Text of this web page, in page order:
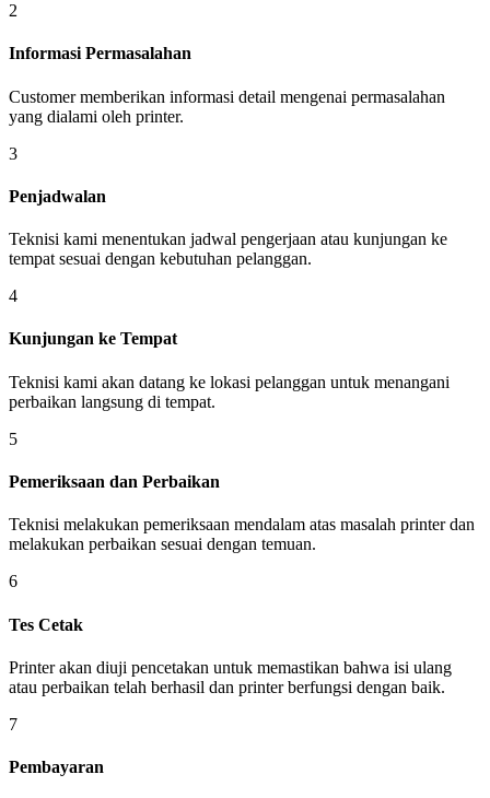
2
Informasi Permasalahan
Customer memberikan informasi detail mengenai permasalahan
yang dialami oleh printer.
3
Penjadwalan
Teknisi kami menentukan jadwal pengerjaan atau kunjungan ke
tempat sesuai dengan kebutuhan pelanggan.
4
Kunjungan ke Tempat
Teknisi kami akan datang ke lokasi pelanggan untuk menangani
perbaikan langsung di tempat.
5
Pemeriksaan dan Perbaikan
Teknisi melakukan pemeriksaan mendalam atas masalah printer dan
melakukan perbaikan sesuai dengan temuan.
6
Tes Cetak
Printer akan diuji pencetakan untuk memastikan bahwa isi ulang
atau perbaikan telah berhasil dan printer berfungsi dengan baik.
7
Pembayaran